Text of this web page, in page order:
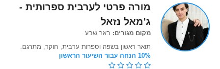
מורה פרטי לערבית ספרותית -
ג'מאל נזאל
מקום מגורים: באר שבע
תואר ראשון בשפה וספרות ערבית, חוקר, מתרגם.
10% הנחה עבור השיעור הראשון